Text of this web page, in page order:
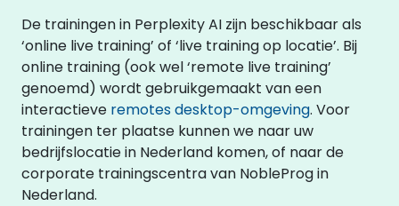
De trainingen in Perplexity AI zijn beschikbaar als
‘online live training’ of ‘live training op locatie’. Bij
online training (ook wel ‘remote live training’
genoemd) wordt gebruikgemaakt van een
interactieve remotes desktop-omgeving. Voor
trainingen ter plaatse kunnen we naar uw
bedrijfslocatie in Nederland komen, of naar de
corporate trainingscentra van NobleProg in
Nederland.